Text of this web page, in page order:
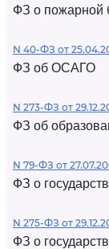
ФЗ о пожарной
N 40-ФЗ от
ФЗ об ОСАГО
N 273-ФЗ от
ФЗ об
N 79-ФЗ от
ФЗ о
N 275-ФЗ от
ФЗ о